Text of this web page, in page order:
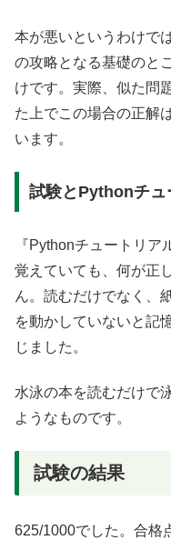
本が悪いというわけで
の攻略となる基礎のと
けです。実際、似た問
た上でこの場合の正解
います。
試験とPythonチュ
『Pythonチュートリ
覚えていても、何が正
ん。読むだけでなく、
を動かしていないと記
じました。
水泳の本を読むだけで
ようなものです。
試験の結果
625/1000でした。合格